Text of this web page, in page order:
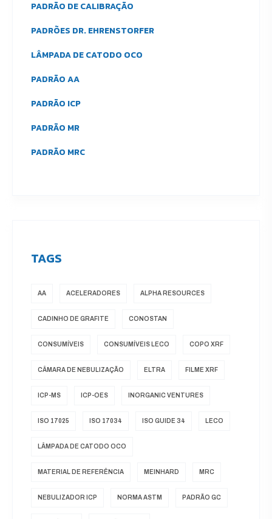
PADRÃO DE CALIBRAÇÃO
PADRÕES DR. EHRENSTORFER
LÂMPADA DE CATODO OCO
PADRÃO AA
PADRÃO ICP
PADRÃO MR
PADRÃO MRC
TAGS
AA ACELERADORES ALPHA RESOURCES
CADINHO DE GRAFITE CONOSTAN
CONSUMÍVEIS CONSUMÍVEIS LECO COPO XRF
CÂMARA DE NEBULIZAÇÃO ELTRA FILME XRF
ICP-MS ICP-OES INORGANIC VENTURES
ISO 17025 ISO 17034 ISO GUIDE 34 LECO
LÂMPADA DE CATODO OCO
MATERIAL DE REFERÊNCIA MEINHARD MRC
NEBULIZADOR ICP NORMA ASTM PADRÃO GC